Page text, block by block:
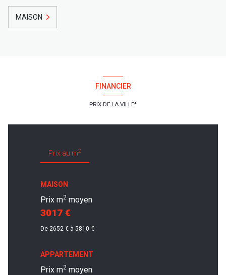
MAISON
FINANCIER
PRIX DE LA VILLE*
Prix au m2
MAISON
Prix m2 moyen
3017 €
De 2652 € à 5810 €
APPARTEMENT
Prix m2 moyen